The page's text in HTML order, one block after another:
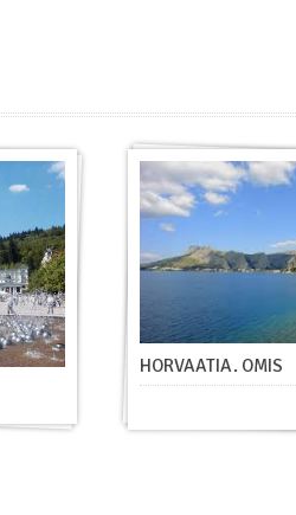
HORVAATIA. OMIS